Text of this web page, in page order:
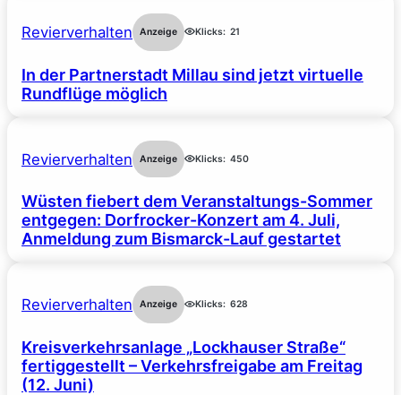
Revierverhalten Anzeige Klicks: 21
In der Partnerstadt Millau sind jetzt virtuelle
Rundflüge möglich
Revierverhalten Anzeige Klicks: 450
Wüsten fiebert dem Veranstaltungs-Sommer
entgegen: Dorfrocker-Konzert am 4. Juli,
Anmeldung zum Bismarck-Lauf gestartet
Revierverhalten Anzeige Klicks: 628
Kreisverkehrsanlage „Lockhauser Straße“
fertiggestellt – Verkehrsfreigabe am Freitag
(12. Juni)